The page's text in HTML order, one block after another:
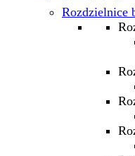
Rozdzielnice